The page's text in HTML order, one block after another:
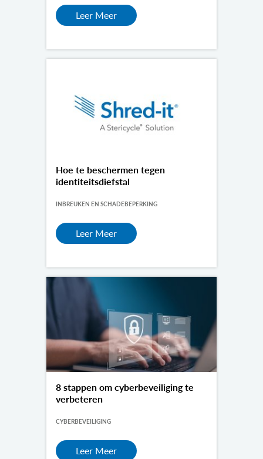
Leer Meer
Hoe te beschermen tegen
identiteitsdiefstal
INBREUKEN EN SCHADEBEPERKING
Leer Meer
8 stappen om cyberbeveiliging te
verbeteren
CYBERBEVEILIGING
Leer Meer